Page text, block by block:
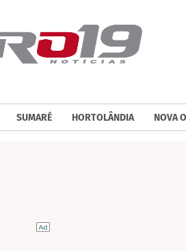
SUMARÉ HORTOLÂNDIA NOVA